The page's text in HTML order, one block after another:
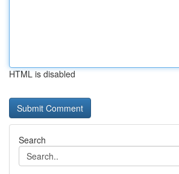
HTML is disabled
Search